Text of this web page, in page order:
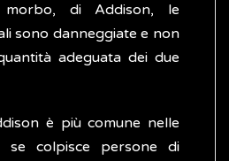
morbo, di Addison, le
sono danneggiate e non
adeguata dei due
è più comune nelle
se colpisce persone di